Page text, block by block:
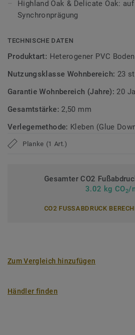
Die Tektanium-Oberfläche sorgt für
ultramatte Optik und schützt den
Wohnbereiche.
Zirkulär gedacht
recycelbar. Zudem ist der
weist sehr niedrige VOC-
iD Classics Glue Down ist auch mit
Nutzschichtstärke verfügbar,
>> Erfahren Sie mehr über Tarkett
Highland Oak & Delicate Oak:
Synchronprägung
TECHNISCHE DATEN
Produktart: Heterogener PVC
Nutzungsklasse Wohnbereich: 23
Garantie Wohnbereich (Jahre): 20
Gesamtstärke: 2,50 mm
Verlegemethode: Kleben (Glue
Planke (1 Art.)
Gesamter CO2
3.02 kg CO2/
CO2 FUSSABDRUCK
Zum Vergleich hinzufügen
Händler finden